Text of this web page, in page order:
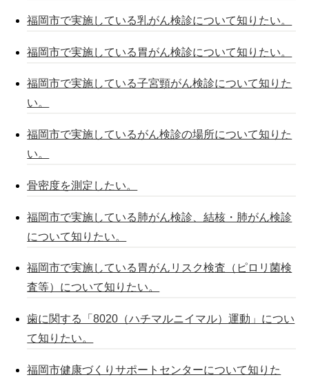
福岡市で実施している乳がん検診について知りたい。
福岡市で実施している胃がん検診について知りたい。
福岡市で実施している子宮頸がん検診について知りた
い。
福岡市で実施しているがん検診の場所について知りた
い。
骨密度を測定したい。
福岡市で実施している肺がん検診、結核・肺がん検診
について知りたい。
福岡市で実施している胃がんリスク検査（ピロリ菌検
査等）について知りたい。
歯に関する「8020（ハチマルニイマル）運動」につい
て知りたい。
福岡市健康づくりサポートセンターについて知りた